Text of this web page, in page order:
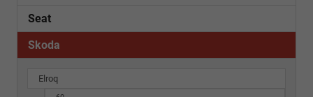
Seat
Skoda
Elroq